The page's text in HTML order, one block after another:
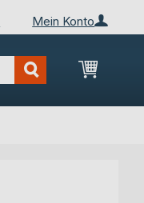
Mein Konto
Mein